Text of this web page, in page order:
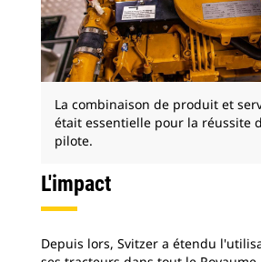
La combinaison de produit et
était essentielle pour la réussite
pilote.
L'impact
Depuis lors, Svitzer a étendu